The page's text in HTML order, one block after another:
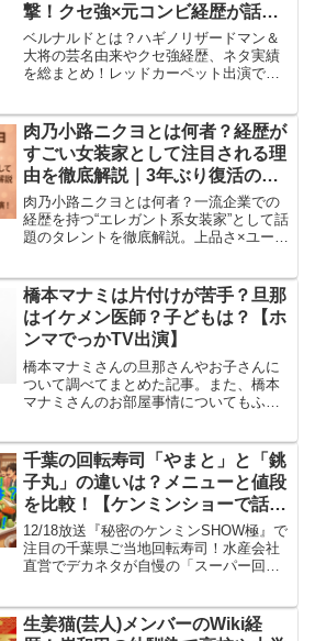
撃！クセ強×元コンビ経歴が話題
の芸人が爆笑レッドカーペット出
演！
ベルナルドとは？ハギノリザードマン＆
大将の芸名由来やクセ強経歴、ネタ実績
を総まとめ！レッドカーペット出演で話
肉乃小路ニクヨとは何者？経歴が
すごい女装家として注目される理
由を徹底解説｜3年ぶり復活の
『ザ・タイムショック』に出演！
肉乃小路ニクヨとは何者？一流企業での
経歴を持つ“エレガント系女装家”として話
題のタレントを徹底解説。上品さ×ユーモ
演情報も紹介します。
橋本マナミは片付けが苦手？旦那
はイケメン医師？子どもは？【ホ
ンマでっかTV出演】
橋本マナミさんの旦那さんやお子さんに
ついて調べてまとめた記事。また、橋本
マナミさんのお部屋事情についてもふれ
千葉の回転寿司「やまと」と「銚
子丸」の違いは？メニューと値段
を比較！【ケンミンショーで話
題】
12/18放送『秘密のケンミンSHOW極』で
注目の千葉県ご当地回転寿司！水産会社
直営でデカネタが自慢の「スーパー回転
の違い、値段、おすすめネタをまとめま
した。千葉に行ったらどっちに行く？
生姜猫(芸人)メンバーのWiki経